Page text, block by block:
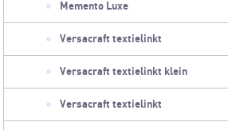
Memento Luxe
Versacraft textielinkt
Versacraft textielinkt klein
Versacraft textielinkt